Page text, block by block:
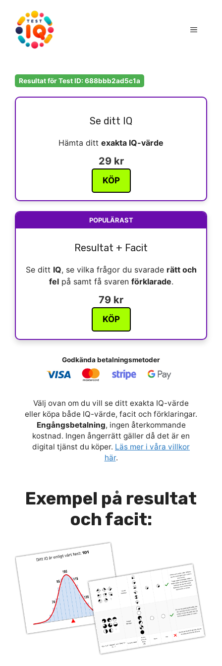
innehåll
Meny
Resultat för Test ID: 688bbb2ad5c1a
Se ditt IQ
Hämta ditt exakta IQ-värde
29 kr
KÖP
POPULÄRAST
Resultat + Facit
Se ditt IQ, se vilka frågor du svarade rätt och
felpå samt få svaren förklarade.
79 kr
KÖP
Godkända betalningsmetoder
Välj ovan om du vill se ditt exakta IQ-värde
eller köpa både IQ-värde, facit och förklaringar.
Engångsbetalning, ingen återkommande
kostnad. Ingen ångerrätt gäller då det är en
digital tjänst du köper. Läs mer i våra villkor
här.
Exempel på resultat
och facit: